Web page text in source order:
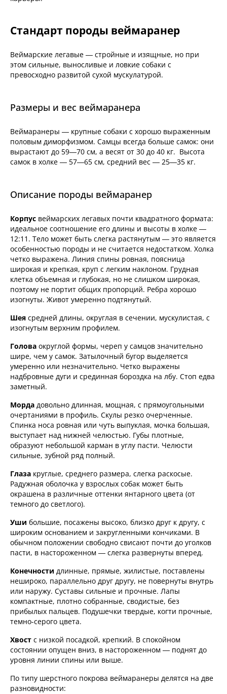
Стандарт породы веймаранер
Веймарские легавые — стройные и изящные, но при
этом сильные, выносливые и ловкие собаки с
превосходно развитой сухой мускулатурой.
Размеры и вес веймаранера
Веймаранеры — крупные собаки с хорошо выраженным
половым диморфизмом. Самцы всегда больше самок: они
вырастают до 59—70 см, а весят от 30 до 40 кг. Высота
самок в холке — 57—65 см, средний вес — 25—35 кг.
Описание породы веймаранер
Корпус веймарских легавых почти квадратного формата:
идеальное соотношение его длины и высоты в холке —
12:11. Тело может быть слегка растянутым — это является
особенностью породы и не считается недостатком. Холка
четко выражена. Линия спины ровная, поясница
широкая и крепкая, круп с легким наклоном. Грудная
клетка объемная и глубокая, но не слишком широкая,
поэтому не портит общих пропорций. Ребра хорошо
изогнуты. Живот умеренно подтянутый.
Шея средней длины, округлая в сечении, мускулистая, с
изогнутым верхним профилем.
Голова округлой формы, череп у самцов значительно
шире, чем у самок. Затылочный бугор выделяется
умеренно или незначительно. Четко выражены
надбровные дуги и срединная бороздка на лбу. Стоп едва
заметный.
Морда довольно длинная, мощная, с прямоугольными
очертаниями в профиль. Скулы резко очерченные.
Спинка носа ровная или чуть выпуклая, мочка большая,
выступает над нижней челюстью. Губы плотные,
образуют небольшой карман в углу пасти. Челюсти
сильные, зубной ряд полный.
Глаза круглые, среднего размера, слегка раскосые.
Радужная оболочка у взрослых собак может быть
окрашена в различные оттенки янтарного цвета (от
темного до светлого).
Уши большие, посажены высоко, близко друг к другу, с
широким основанием и закругленными кончиками. В
обычном положении свободно свисают почти до уголков
пасти, в настороженном — слегка развернуты вперед.
Конечности длинные, прямые, жилистые, поставлены
нешироко, параллельно друг другу, не повернуты внутрь
или наружу. Суставы сильные и прочные. Лапы
компактные, плотно собранные, сводистые, без
прибылых пальцев. Подушечки твердые, когти прочные,
темно-серого цвета.
Хвост с низкой посадкой, крепкий. В спокойном
состоянии опущен вниз, в настороженном — поднят до
уровня линии спины или выше.
По типу шерстного покрова веймаранеры делятся на две
разновидности: